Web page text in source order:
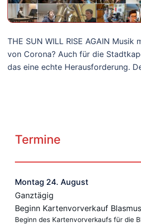
THE SUN WILL RISE AGAIN Musik
von Corona? Auch für die
das eine echte Herausforderung.
Termine
Montag 24. August
Ganztägig
Beginn Kartenvorverkauf
Beginn des Kartenvorverkaufs für die